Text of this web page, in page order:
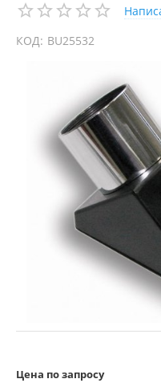
КОД: BU25532
Цена по запросу